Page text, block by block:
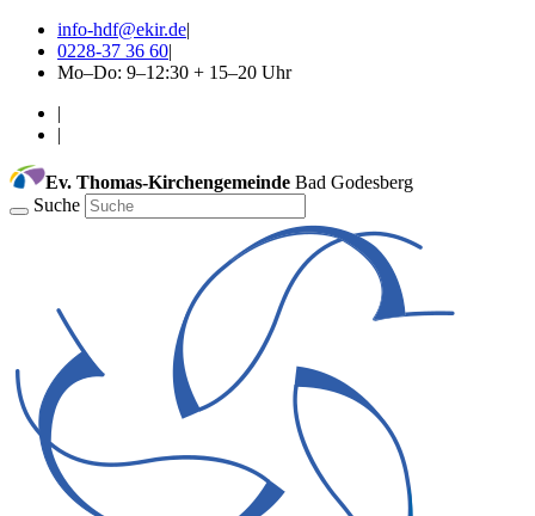
info-hdf@ekir.de|
0228-37 36 60|
Mo–Do: 9–12:30 + 15–20 Uhr
|
|
Ev. Thomas-Kirchengemeinde Bad Godesberg
Suche